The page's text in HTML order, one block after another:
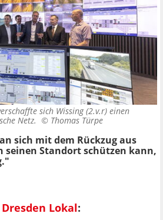
sich Wissing (2.v.r) einen
Netz. © Thomas Türpe
sich mit dem Rückzug aus
Standort schützen kann,
Dresden Lokal: